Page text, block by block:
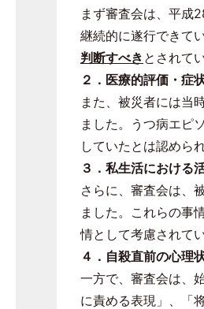
まず審査会は、平成
継続的に遂行できて
判断すべき とされて
２．医療的評価・症
また、被災者には当
ました。うつ病エピ
していたとは認めら
３．私生活における
さらに、審査会は、
ました。これらの事
情として考慮されてい
４．自殺直前の心理
一方で、審査会は、
に責める表現」、「